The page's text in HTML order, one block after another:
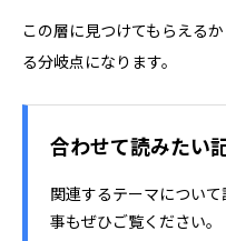
この層に見つけてもらえる
る分岐点になります。
合わせて読みたい
関連するテーマについ
事もぜひご覧ください。